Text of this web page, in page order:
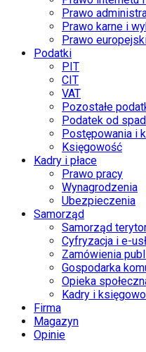
Prawo
Prawo karne i
Prawo
Podatki
PIT
CIT
VAT
Pozostałe
Podatek od
Postępowania i
Księgowość
Kadry i płace
Prawo pracy
Wynagrodzenia
Ubezpieczenia
Samorząd
Samorząd
Cyfryzacja i e-
Zamówienia
Gospodarka
Opieka
Kadry i
Firma
Magazyn
Opinie